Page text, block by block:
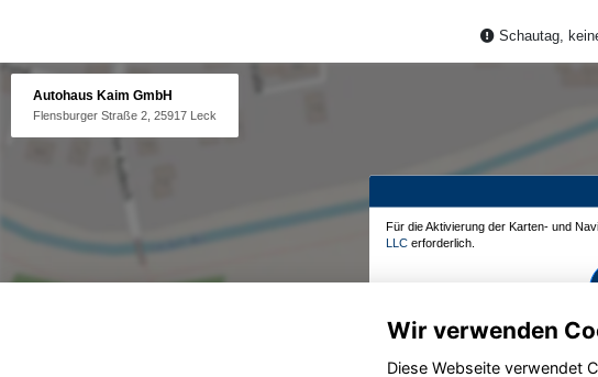
Schautag,
Autohaus Kaim GmbH
Flensburger Straße 2, 25917 Leck
Für die Aktivierung der Karten- und
LLC erforderlich.
Wir verwenden
Diese Webseite verwendet